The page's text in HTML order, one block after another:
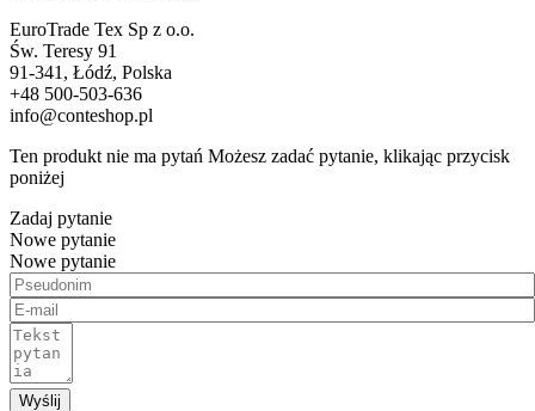
EuroTrade Tex Sp z o.o.
Św. Teresy 91
91-341, Łódź, Polska
+48 500-503-636
info@conteshop.pl
Ten produkt nie ma pytań Możesz zadać pytanie, klikając przycisk
poniżej
Zadaj pytanie
Nowe pytanie
Nowe pytanie
Wyślij